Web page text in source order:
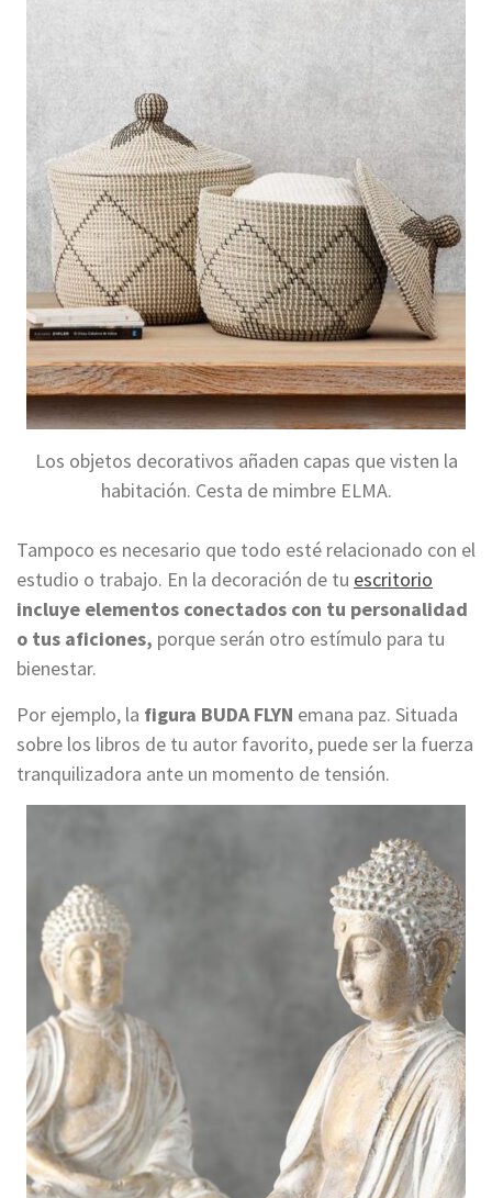
Los objetos decorativos añaden capas que visten la
habitación. Cesta de mimbre ELMA.
Tampoco es necesario que todo esté relacionado con el
estudio o trabajo. En la decoración de tu escritorio
incluye elementos conectados con tu personalidad
o tus aficiones, porque serán otro estímulo para tu
bienestar.
Por ejemplo, la figura BUDA FLYN emana paz. Situada
sobre los libros de tu autor favorito, puede ser la fuerza
tranquilizadora ante un momento de tensión.